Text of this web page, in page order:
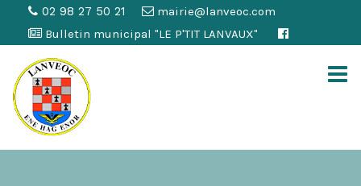
02 98 27 50 21
mairie@lanveoc.com
Bulletin municipal "LE P'TIT LANVAUX"